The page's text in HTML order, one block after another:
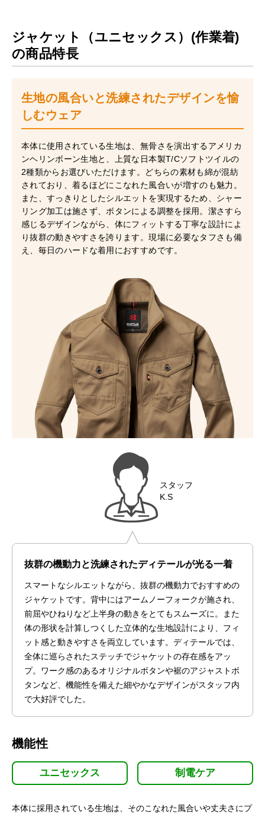
ジャケット（ユニセックス）(作業着)
の商品特長
生地の風合いと洗練されたデザインを愉
しむウェア
本体に使用されている生地は、無骨さを演出するアメリカ
ンヘリンボーン生地と、上質な日本製T/Cソフトツイルの
2種類からお選びいただけます。どちらの素材も綿が混紡
されており、着るほどにこなれた風合いが増すのも魅力。
また、すっきりとしたシルエットを実現するため、シャー
リング加工は施さず、ボタンによる調整を採用。潔さすら
感じるデザインながら、体にフィットする丁寧な設計によ
り抜群の動きやすさを誇ります。現場に必要なタフさも備
え、毎日のハードな着用におすすめです。
スタッフ
K.S
抜群の機動力と洗練されたディテールが光る一着
スマートなシルエットながら、抜群の機動力でおすすめの
ジャケットです。背中にはアームノーフォークが施され、
前屈やひねりなど上半身の動きをとてもスムーズに。また
体の形状を計算しつくした立体的な生地設計により、フィ
ット感と動きやすさを両立しています。ディテールでは、
全体に巡らされたステッチでジャケットの存在感をアッ
プ。ワーク感のあるオリジナルボタンや裾のアジャストボ
タンなど、機能性を備えた細やかなデザインがスタッフ内
で大好評でした。
機能性
ユニセックス 制電ケア
本体に採用されている生地は、そのこなれた風合いや丈夫さにプ